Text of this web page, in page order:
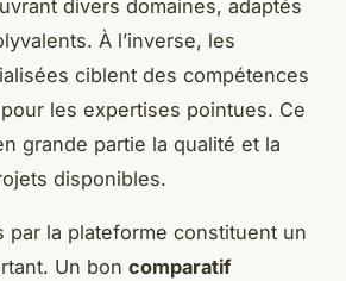
divers domaines, adaptés
À l’inverse, les
ciblent des compétences
les expertises pointues. Ce
grande partie la qualité et la
disponibles.
par la plateforme constituent un
Un bon comparatif